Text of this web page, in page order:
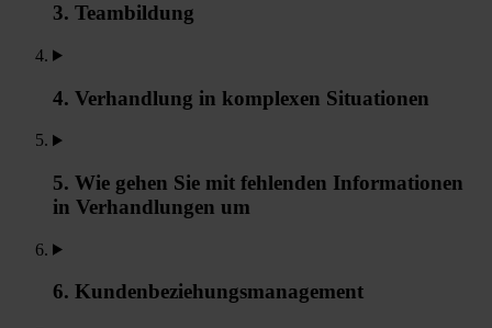
3. Teambildung
4. Verhandlung in komplexen Situationen
5. Wie gehen Sie mit fehlenden Informationen
in Verhandlungen um
6. Kundenbeziehungsmanagement